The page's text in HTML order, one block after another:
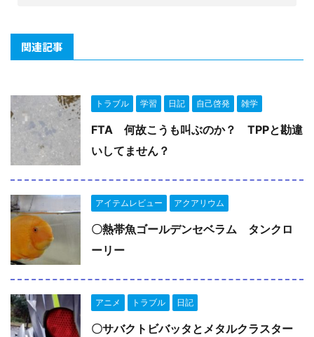
関連記事
トラブル 学習 日記 自己啓発 雑学
FTA 何故こうも叫ぶのか？ TPPと勘違
いしてません？
アイテムレビュー アクアリウム
〇熱帯魚ゴールデンセベラム タンクロ
ーリー
アニメ トラブル 日記
〇サバクトビバッタとメタルクラスター